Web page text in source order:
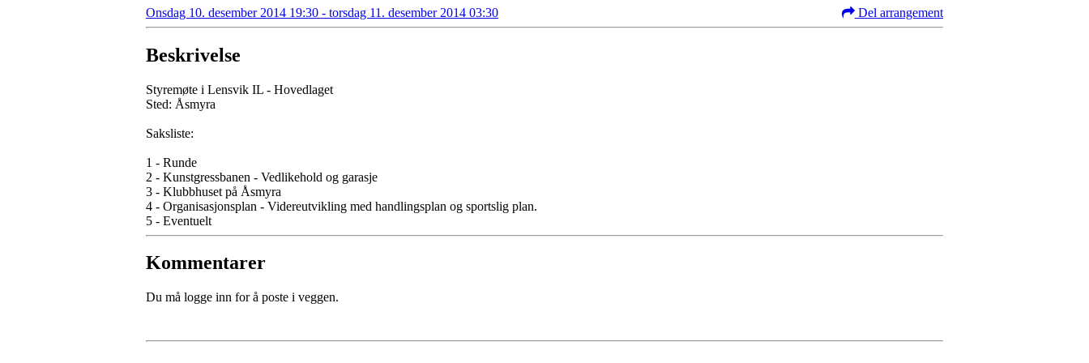
Onsdag 10. desember 2014 19:30 - torsdag 11. desember 2014 03:30 Del arrangement
Beskrivelse
Styremøte i Lensvik IL - Hovedlaget
Sted: Åsmyra
Saksliste:
1 - Runde
2 - Kunstgressbanen - Vedlikehold og garasje
3 - Klubbhuset på Åsmyra
4 - Organisasjonsplan - Videreutvikling med handlingsplan og sportslig plan.
5 - Eventuelt
Kommentarer
Du må logge inn for å poste i veggen.